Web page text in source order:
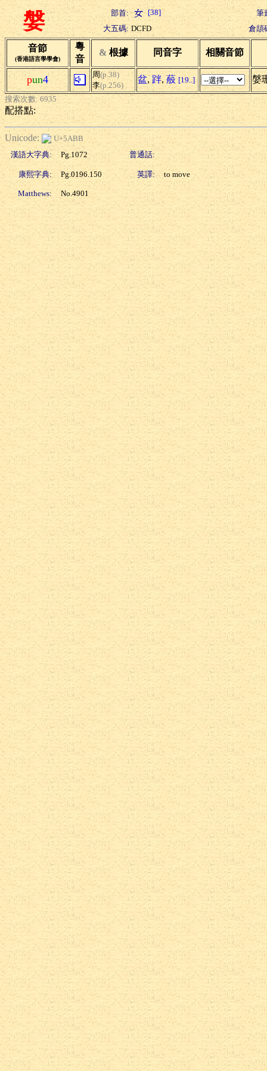
媻 部首: [38]
筆
大五碼: DCFD 倉頡
音節
(香港語言學學會)
粵
音
& 根據 同音字 相關音節
pun4 周(p.38)
李(p.256)
盆, 跘, 蒰 [19..] 媻
搜索次數: 6935
配搭點:
Unicode:
U+5ABB
漢語大字典:
Pg.1072 普通話:
康熙字典: Pg.0196.150 英譯: to move
Matthews: No.4901